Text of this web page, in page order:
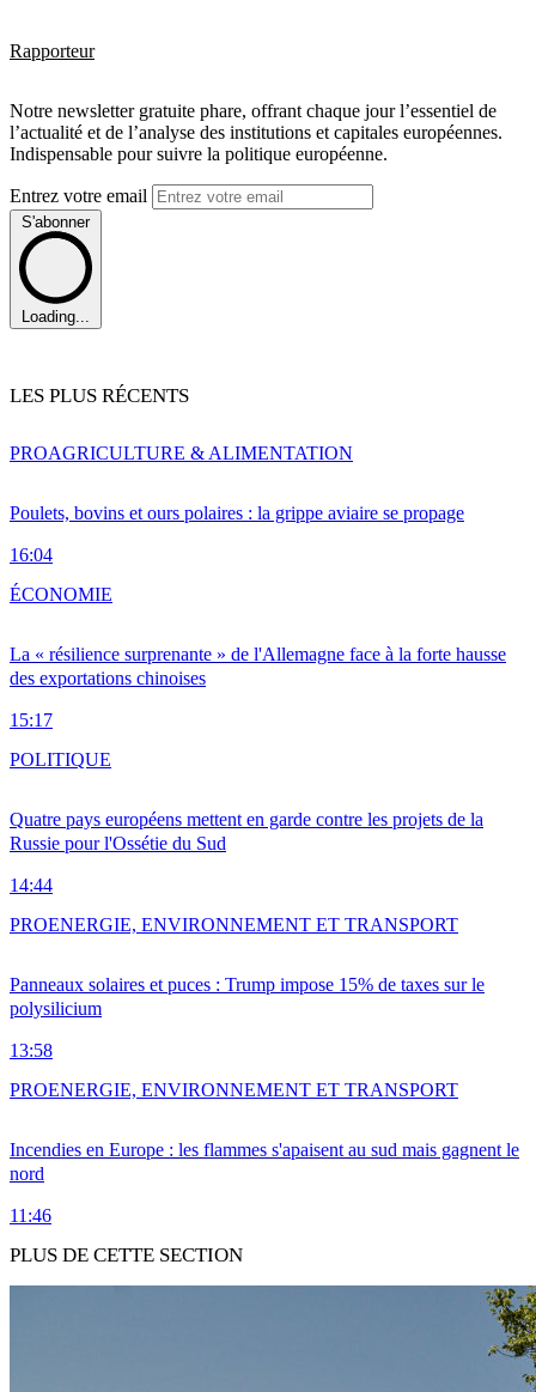
Rapporteur
Notre newsletter gratuite phare, offrant chaque jour l’essentiel de
l’actualité et de l’analyse des institutions et capitales européennes.
Indispensable pour suivre la politique européenne.
Entrez votre email
S'abonner
Loading...
LES PLUS RÉCENTS
Poulets, bovins et ours polaires : la grippe aviaire se propage
16:04
PROAGRICULTURE & ALIMENTATION
La « résilience surprenante » de l'Allemagne face à la forte hausse
des exportations chinoises
15:17
ÉCONOMIE
Quatre pays européens mettent en garde contre les projets de la
Russie pour l'Ossétie du Sud
14:44
POLITIQUE
Panneaux solaires et puces : Trump impose 15% de taxes sur le
polysilicium
13:58
PROENERGIE, ENVIRONNEMENT ET TRANSPORT
Incendies en Europe : les flammes s'apaisent au sud mais gagnent le
nord
11:46
PROENERGIE, ENVIRONNEMENT ET TRANSPORT
PLUS DE CETTE SECTION